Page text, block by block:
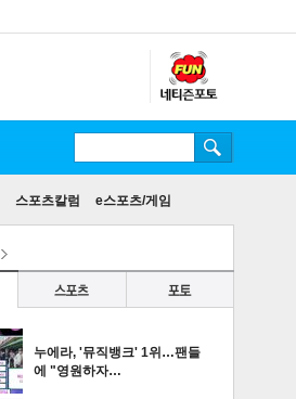
스포츠칼럼 e스포츠/게임
누에라, '뮤직뱅크' 1위…팬들
에 "영원하자…